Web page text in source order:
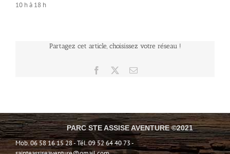
10 h à 18 h
Partagez cet article, choisissez votre réseau !
Facebook Email
PARC STE ASSISE AVENTURE ©2021
Mob. 06 58 16 15 28 - Tél. 09 52 64 40 73 -